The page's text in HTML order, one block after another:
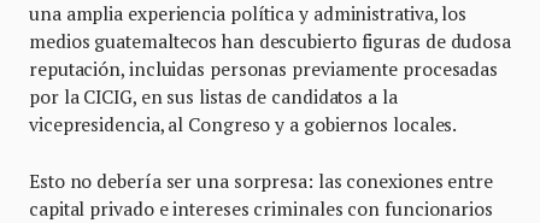
una amplia experiencia política y administrativa, los
medios guatemaltecos han descubierto figuras de dudosa
reputación, incluidas personas previamente procesadas
por la CICIG, en sus listas de candidatos a la
vicepresidencia, al Congreso y a gobiernos locales.
Esto no debería ser una sorpresa: las conexiones entre
capital privado e intereses criminales con funcionarios